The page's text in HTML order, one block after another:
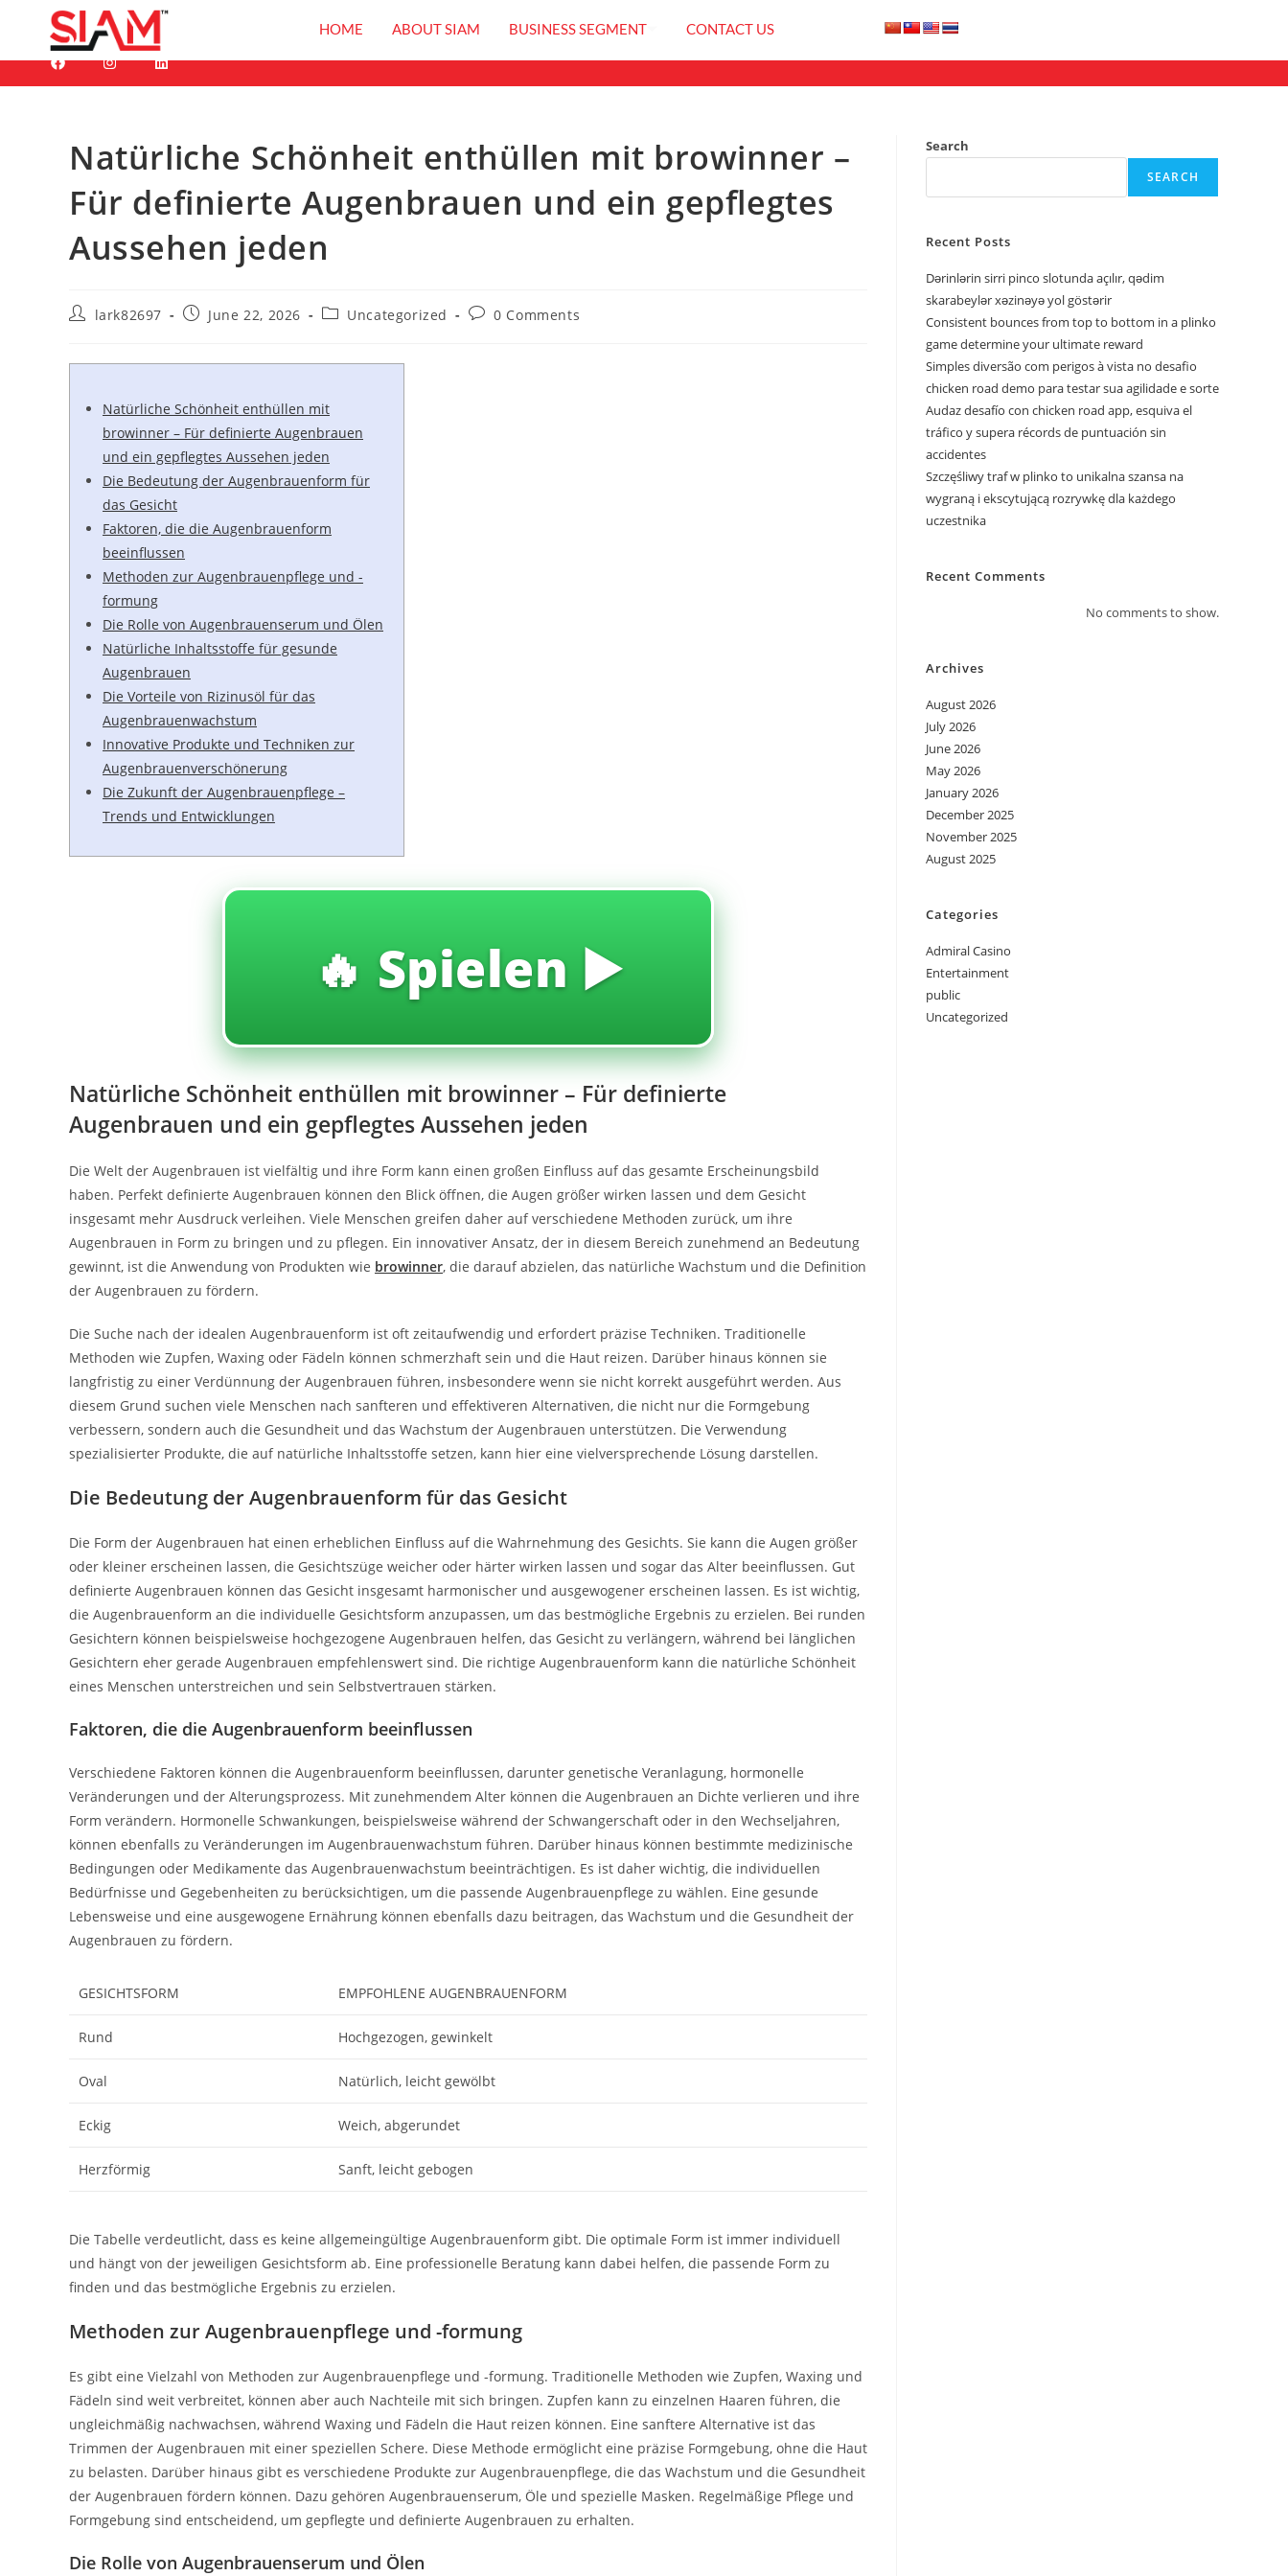
Follow on Social
TEC CORPORATION
HOME ABOUT SIAM BUSINESS SEGMENT CONTACT US
Natürliche Schönheit enthüllen mit browinner –
Für definierte Augenbrauen und ein gepflegtes
Aussehen jeden
lark82697 June 22, 2026 Uncategorized 0 Comments
Natürliche Schönheit enthüllen mit
browinner – Für definierte Augenbrauen
und ein gepflegtes Aussehen jeden
Die Bedeutung der Augenbrauenform für
das Gesicht
Faktoren, die die Augenbrauenform
beeinflussen
Methoden zur Augenbrauenpflege und -
formung
Die Rolle von Augenbrauenserum und Ölen
Natürliche Inhaltsstoffe für gesunde
Augenbrauen
Die Vorteile von Rizinusöl für das
Augenbrauenwachstum
Innovative Produkte und Techniken zur
Augenbrauenverschönerung
Die Zukunft der Augenbrauenpflege –
Trends und Entwicklungen
🔥 Spielen ▶️
Natürliche Schönheit enthüllen mit browinner – Für definierte
Augenbrauen und ein gepflegtes Aussehen jeden
Die Welt der Augenbrauen ist vielfältig und ihre Form kann einen großen Einfluss auf das gesamte Erscheinungsbild
haben. Perfekt definierte Augenbrauen können den Blick öffnen, die Augen größer wirken lassen und dem Gesicht
insgesamt mehr Ausdruck verleihen. Viele Menschen greifen daher auf verschiedene Methoden zurück, um ihre
Augenbrauen in Form zu bringen und zu pflegen. Ein innovativer Ansatz, der in diesem Bereich zunehmend an Bedeutung
gewinnt, ist die Anwendung von Produkten wie browinner, die darauf abzielen, das natürliche Wachstum und die Definition
der Augenbrauen zu fördern.
Die Suche nach der idealen Augenbrauenform ist oft zeitaufwendig und erfordert präzise Techniken. Traditionelle
Methoden wie Zupfen, Waxing oder Fädeln können schmerzhaft sein und die Haut reizen. Darüber hinaus können sie
langfristig zu einer Verdünnung der Augenbrauen führen, insbesondere wenn sie nicht korrekt ausgeführt werden. Aus
diesem Grund suchen viele Menschen nach sanfteren und effektiveren Alternativen, die nicht nur die Formgebung
verbessern, sondern auch die Gesundheit und das Wachstum der Augenbrauen unterstützen. Die Verwendung
spezialisierter Produkte, die auf natürliche Inhaltsstoffe setzen, kann hier eine vielversprechende Lösung darstellen.
Die Bedeutung der Augenbrauenform für das Gesicht
Die Form der Augenbrauen hat einen erheblichen Einfluss auf die Wahrnehmung des Gesichts. Sie kann die Augen größer
oder kleiner erscheinen lassen, die Gesichtszüge weicher oder härter wirken lassen und sogar das Alter beeinflussen. Gut
definierte Augenbrauen können das Gesicht insgesamt harmonischer und ausgewogener erscheinen lassen. Es ist wichtig,
die Augenbrauenform an die individuelle Gesichtsform anzupassen, um das bestmögliche Ergebnis zu erzielen. Bei runden
Gesichtern können beispielsweise hochgezogene Augenbrauen helfen, das Gesicht zu verlängern, während bei länglichen
Gesichtern eher gerade Augenbrauen empfehlenswert sind. Die richtige Augenbrauenform kann die natürliche Schönheit
eines Menschen unterstreichen und sein Selbstvertrauen stärken.
Faktoren, die die Augenbrauenform beeinflussen
Verschiedene Faktoren können die Augenbrauenform beeinflussen, darunter genetische Veranlagung, hormonelle
Veränderungen und der Alterungsprozess. Mit zunehmendem Alter können die Augenbrauen an Dichte verlieren und ihre
Form verändern. Hormonelle Schwankungen, beispielsweise während der Schwangerschaft oder in den Wechseljahren,
können ebenfalls zu Veränderungen im Augenbrauenwachstum führen. Darüber hinaus können bestimmte medizinische
Bedingungen oder Medikamente das Augenbrauenwachstum beeinträchtigen. Es ist daher wichtig, die individuellen
Bedürfnisse und Gegebenheiten zu berücksichtigen, um die passende Augenbrauenpflege zu wählen. Eine gesunde
Lebensweise und eine ausgewogene Ernährung können ebenfalls dazu beitragen, das Wachstum und die Gesundheit der
Augenbrauen zu fördern.
GESICHTSFORM EMPFOHLENE AUGENBRAUENFORM
Rund Hochgezogen, gewinkelt
Oval Natürlich, leicht gewölbt
Eckig Weich, abgerundet
Herzförmig Sanft, leicht gebogen
Die Tabelle verdeutlicht, dass es keine allgemeingültige Augenbrauenform gibt. Die optimale Form ist immer individuell
und hängt von der jeweiligen Gesichtsform ab. Eine professionelle Beratung kann dabei helfen, die passende Form zu
finden und das bestmögliche Ergebnis zu erzielen.
Methoden zur Augenbrauenpflege und -formung
Es gibt eine Vielzahl von Methoden zur Augenbrauenpflege und -formung. Traditionelle Methoden wie Zupfen, Waxing und
Fädeln sind weit verbreitet, können aber auch Nachteile mit sich bringen. Zupfen kann zu einzelnen Haaren führen, die
ungleichmäßig nachwachsen, während Waxing und Fädeln die Haut reizen können. Eine sanftere Alternative ist das
Trimmen der Augenbrauen mit einer speziellen Schere. Diese Methode ermöglicht eine präzise Formgebung, ohne die Haut
zu belasten. Darüber hinaus gibt es verschiedene Produkte zur Augenbrauenpflege, die das Wachstum und die Gesundheit
der Augenbrauen fördern können. Dazu gehören Augenbrauenserum, Öle und spezielle Masken. Regelmäßige Pflege und
Formgebung sind entscheidend, um gepflegte und definierte Augenbrauen zu erhalten.
Die Rolle von Augenbrauenserum und Ölen
Search
SEARCH
Recent Posts
Dərinlərin sirri pinco slotunda açılır, qədim
skarabeylər xəzinəyə yol göstərir
Consistent bounces from top to bottom in a plinko
game determine your ultimate reward
Simples diversão com perigos à vista no desafio
chicken road demo para testar sua agilidade e sorte
Audaz desafío con chicken road app, esquiva el
tráfico y supera récords de puntuación sin
accidentes
Szczęśliwy traf w plinko to unikalna szansa na
wygraną i ekscytującą rozrywkę dla każdego
uczestnika
Recent Comments
No comments to show.
Archives
August 2026
July 2026
June 2026
May 2026
January 2026
December 2025
November 2025
August 2025
Categories
Admiral Casino
Entertainment
public
Uncategorized